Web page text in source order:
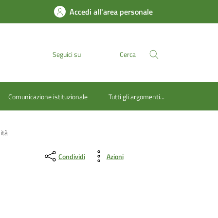
Accedi all'area personale
Seguici su Cerca
Comunicazione istituzionale Tutti gli argomenti...
Condividi Azioni